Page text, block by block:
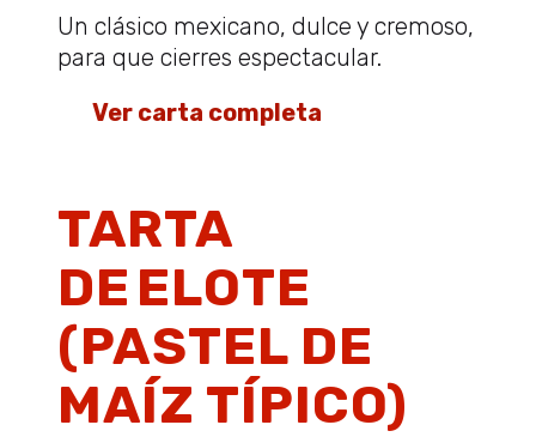
Un clásico mexicano, dulce y cremoso,
para que cierres espectacular.
Ver carta completa
TARTA
DE ELOTE
(PASTEL DE
MAÍZ TÍPICO)